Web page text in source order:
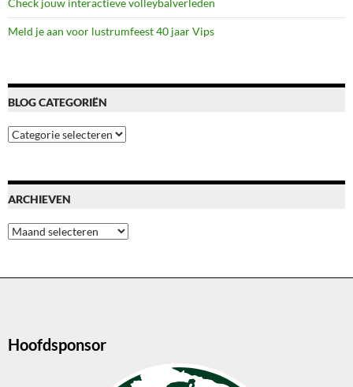
Check jouw interactieve volleybalverleden
Meld je aan voor lustrumfeest 40 jaar Vips
BLOG CATEGORIËN
Blog
categoriën
ARCHIEVEN
Archieven
Hoofdsponsor